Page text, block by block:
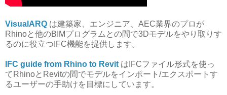
VisualARQ は建築家、エンジニア、AEC業界のプロが
Rhinoと他のBIMプログラムとの間で3Dモデルをやり取りす
るのに役立つIFC機能を提供します。
IFC guide from Rhino to Revit はIFCファイル形式を使っ
てRhinoとRevitの間でモデルをインポート/エクスポートす
るユーザーの手助けを目標にしています。